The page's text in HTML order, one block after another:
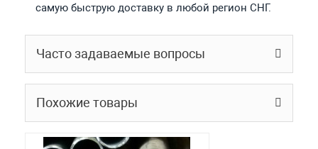
самую быструю доставку в любой регион СНГ.
Часто задаваемые вопросы
Похожие товары